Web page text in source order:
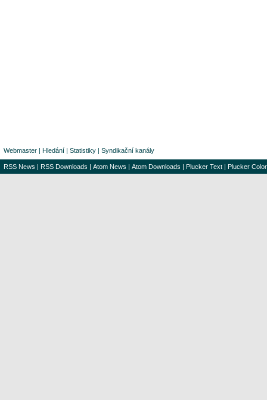
Webmaster | Hledání | Statistiky | Syndikační kanály
RSS News | RSS Downloads | Atom News | Atom Downloads | Plucker Text | Plucker Color